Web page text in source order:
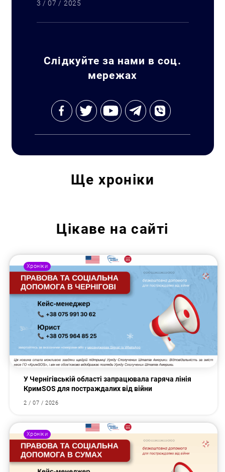
3 / 07 / 2025
Слідкуйте за нами в соц.
мережах
Щехроніки
Цікаве на сайті
Хроніки
У Чернігівській області запрацювала гаряча лінія
КримSOS для постраждалих від війни
2 / 07 / 2026
Хроніки